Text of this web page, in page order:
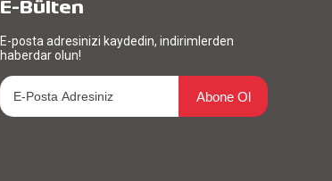
E-Bülten
E-posta adresinizi kaydedin, indirimlerden
haberdar olun!
Abone Ol